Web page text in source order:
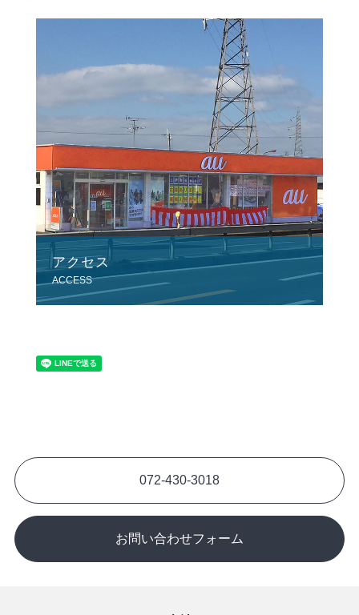
アクセス
ACCESS
072-430-3018
お問い合わせフォーム